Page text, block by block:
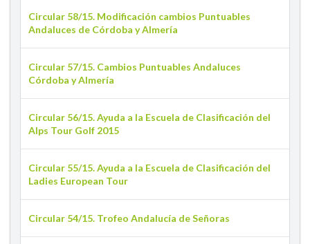
Circular 58/15. Modificación cambios Puntuables
Andaluces de Córdoba y Almería
Circular 57/15. Cambios Puntuables Andaluces
Córdoba y Almería
Circular 56/15. Ayuda a la Escuela de Clasificación del
Alps Tour Golf 2015
Circular 55/15. Ayuda a la Escuela de Clasificación del
Ladies European Tour
Circular 54/15. Trofeo Andalucía de Señoras